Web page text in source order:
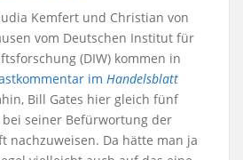
Kemfert und Christian von
vom Deutschen Institut für
(DIW) kommen in
im Handelsblatt
Bill Gates hier gleich fünf
seiner Befürwortung der
nachzuweisen. Da hätte man ja